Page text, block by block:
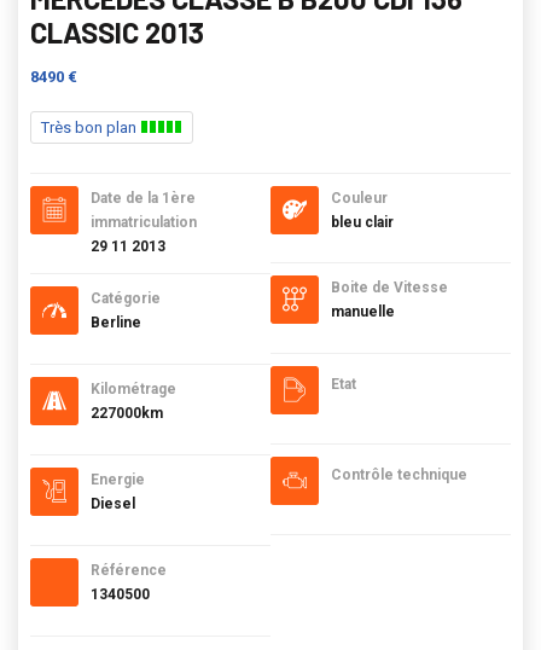
CLASSIC 2013
8490 €
Très bon plan
Date de la 1ère
immatriculation
29 11 2013
Catégorie
Berline
Kilométrage
227000km
Energie
Diesel
Référence
1340500
Couleur
bleu clair
Boite de Vitesse
manuelle
Etat
Contrôle technique